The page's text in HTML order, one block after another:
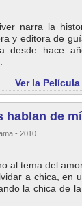
narra la
y editora de
desde hace
Ver la
hablan de mí
- 2010
al tema del
a chica, en
la chica de